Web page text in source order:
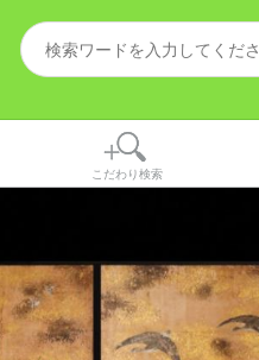
こだわり検索